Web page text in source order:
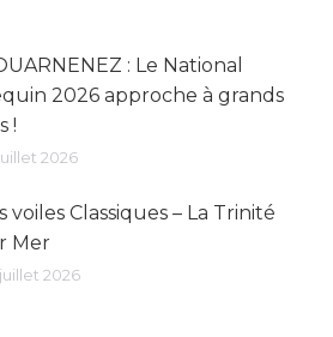
: Le National
2026 approche à grands
!
2026
voiles Classiques – La Trinité
Mer
2026